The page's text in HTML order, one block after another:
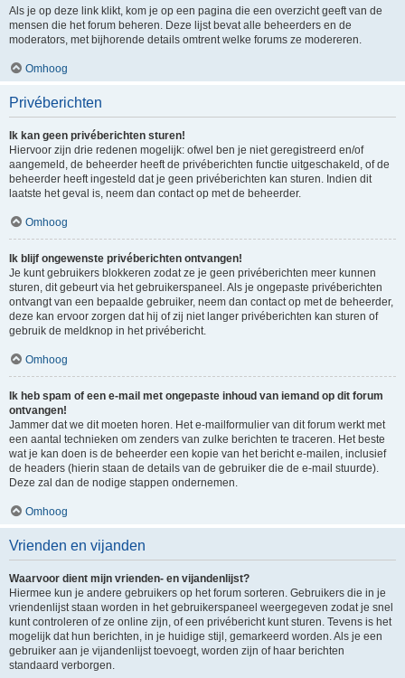
Als je op deze link klikt, kom je op een pagina die een overzicht geeft van de
mensen die het forum beheren. Deze lijst bevat alle beheerders en de
moderators, met bijhorende details omtrent welke forums ze modereren.
Omhoog
Privéberichten
Ik kan geen privéberichten sturen!
Hiervoor zijn drie redenen mogelijk: ofwel ben je niet geregistreerd en/of
aangemeld, de beheerder heeft de privéberichten functie uitgeschakeld, of de
beheerder heeft ingesteld dat je geen privéberichten kan sturen. Indien dit
laatste het geval is, neem dan contact op met de beheerder.
Omhoog
Ik blijf ongewenste privéberichten ontvangen!
Je kunt gebruikers blokkeren zodat ze je geen privéberichten meer kunnen
sturen, dit gebeurt via het gebruikerspaneel. Als je ongepaste privéberichten
ontvangt van een bepaalde gebruiker, neem dan contact op met de beheerder,
deze kan ervoor zorgen dat hij of zij niet langer privéberichten kan sturen of
gebruik de meldknop in het privébericht.
Omhoog
Ik heb spam of een e-mail met ongepaste inhoud van iemand op dit forum
ontvangen!
Jammer dat we dit moeten horen. Het e-mailformulier van dit forum werkt met
een aantal technieken om zenders van zulke berichten te traceren. Het beste
wat je kan doen is de beheerder een kopie van het bericht e-mailen, inclusief
de headers (hierin staan de details van de gebruiker die de e-mail stuurde).
Deze zal dan de nodige stappen ondernemen.
Omhoog
Vrienden en vijanden
Waarvoor dient mijn vrienden- en vijandenlijst?
Hiermee kun je andere gebruikers op het forum sorteren. Gebruikers die in je
vriendenlijst staan worden in het gebruikerspaneel weergegeven zodat je snel
kunt controleren of ze online zijn, of een privébericht kunt sturen. Tevens is het
mogelijk dat hun berichten, in je huidige stijl, gemarkeerd worden. Als je een
gebruiker aan je vijandenlijst toevoegt, worden zijn of haar berichten
standaard verborgen.